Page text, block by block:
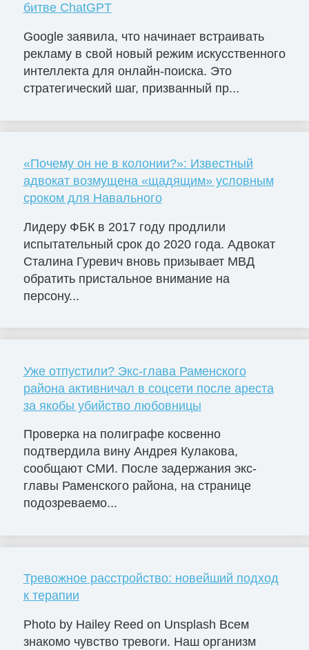
битве ChatGPT
Google заявила, что начинает встраивать
рекламу в свой новый режим искусственного
интеллекта для онлайн-поиска. Это
стратегический шаг, призванный пр...
«Почему он не в колонии?»: Известный
адвокат возмущена «щадящим» условным
сроком для Навального
Лидеру ФБК в 2017 году продлили
испытательный срок до 2020 года. Адвокат
Сталина Гуревич вновь призывает МВД
обратить пристальное внимание на
персону...
Уже отпустили? Экс-глава Раменского
района активничал в соцсети после ареста
за якобы убийство любовницы
Проверка на полиграфе косвенно
подтвердила вину Андрея Кулакова,
сообщают СМИ. После задержания экс-
главы Раменского района, на странице
подозреваемо...
Тревожное расстройство: новейший подход
к терапии
Photo by Hailey Reed on Unsplash Всем
знакомо чувство тревоги. Наш организм